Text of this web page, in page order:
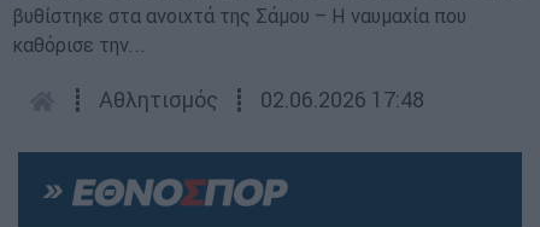
βυθίστηκε στα ανοιχτά της Σάμου – Η ναυμαχία που
καθόρισε την...
┋ Αθλητισμός ┋ 02.06.2026 17:48